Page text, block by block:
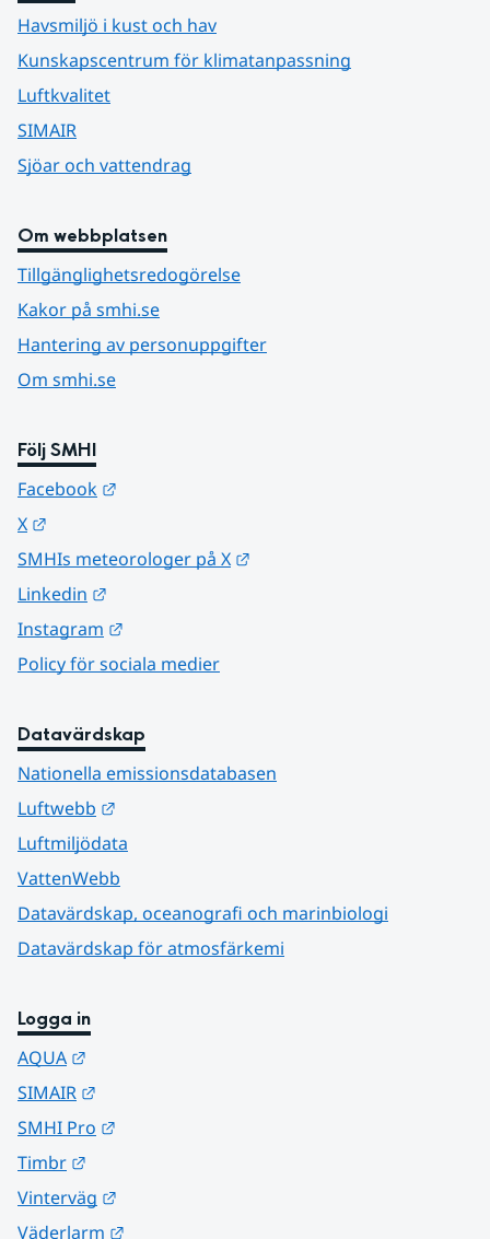
Havsmiljö i kust och hav
Kunskapscentrum för klimatanpassning
Luftkvalitet
SIMAIR
Sjöar och vattendrag
Om webbplatsen
Tillgänglighetsredogörelse
Kakor på smhi.se
Hantering av personuppgifter
Om smhi.se
Följ SMHI
Facebook
X
SMHIs meteorologer på X
Linkedin
Instagram
Policy för sociala medier
Datavärdskap
Nationella emissionsdatabasen
Luftwebb
Luftmiljödata
VattenWebb
Datavärdskap, oceanografi och marinbiologi
Datavärdskap för atmosfärkemi
Logga in
AQUA
SIMAIR
SMHI Pro
Timbr
Vinterväg
Väderlarm